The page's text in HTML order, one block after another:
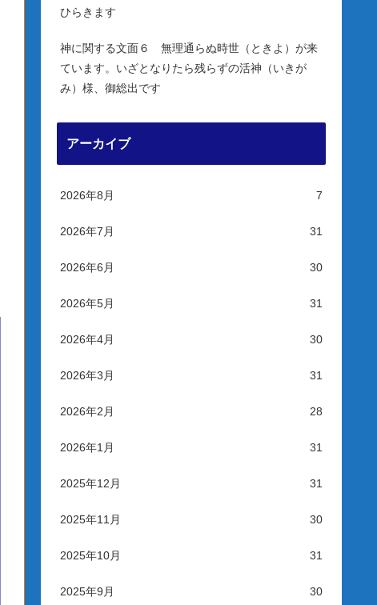
ひらきます
神に関する文面６ 無理通らぬ時世（ときよ）が来
ています。いざとなりたら残らずの活神（いきが
み）様、御総出です
アーカイブ
2026年8月 7
2026年7月 31
2026年6月 30
2026年5月 31
2026年4月 30
2026年3月 31
2026年2月 28
2026年1月 31
2025年12月 31
2025年11月 30
2025年10月 31
2025年9月 30